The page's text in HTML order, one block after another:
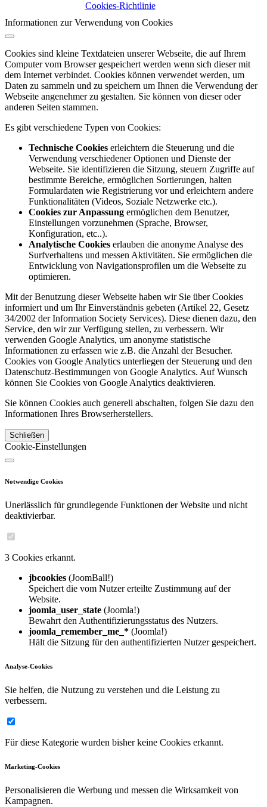
Cookies-Richtlinie
Informationen zur Verwendung von Cookies
Cookies sind kleine Textdateien unserer Webseite, die auf Ihrem
Computer vom Browser gespeichert werden wenn sich dieser mit
dem Internet verbindet. Cookies können verwendet werden, um
Daten zu sammeln und zu speichern um Ihnen die Verwendung der
Webseite angenehmer zu gestalten. Sie können von dieser oder
anderen Seiten stammen.
Es gibt verschiedene Typen von Cookies:
Technische Cookies erleichtern die Steuerung und die
Verwendung verschiedener Optionen und Dienste der
Webseite. Sie identifizieren die Sitzung, steuern Zugriffe auf
bestimmte Bereiche, ermöglichen Sortierungen, halten
Formulardaten wie Registrierung vor und erleichtern andere
Funktionalitäten (Videos, Soziale Netzwerke etc.).
Cookies zur Anpassung ermöglichen dem Benutzer,
Einstellungen vorzunehmen (Sprache, Browser,
Konfiguration, etc..).
Analytische Cookies erlauben die anonyme Analyse des
Surfverhaltens und messen Aktivitäten. Sie ermöglichen die
Entwicklung von Navigationsprofilen um die Webseite zu
optimieren.
Mit der Benutzung dieser Webseite haben wir Sie über Cookies
informiert und um Ihr Einverständnis gebeten (Artikel 22, Gesetz
34/2002 der Information Society Services). Diese dienen dazu, den
Service, den wir zur Verfügung stellen, zu verbessern. Wir
verwenden Google Analytics, um anonyme statistische
Informationen zu erfassen wie z.B. die Anzahl der Besucher.
Cookies von Google Analytics unterliegen der Steuerung und den
Datenschutz-Bestimmungen von Google Analytics. Auf Wunsch
können Sie Cookies von Google Analytics deaktivieren.
Sie können Cookies auch generell abschalten, folgen Sie dazu den
Informationen Ihres Browserherstellers.
Schließen
Cookie-Einstellungen
Notwendige Cookies
Unerlässlich für grundlegende Funktionen der Website und nicht
deaktivierbar.
3 Cookies erkannt.
jbcookies (JoomBall!)
Speichert die vom Nutzer erteilte Zustimmung auf der
Website.
joomla_user_state (Joomla!)
Bewahrt den Authentifizierungsstatus des Nutzers.
joomla_remember_me_* (Joomla!)
Hält die Sitzung für den authentifizierten Nutzer gespeichert.
Analyse-Cookies
Sie helfen, die Nutzung zu verstehen und die Leistung zu
verbessern.
Für diese Kategorie wurden bisher keine Cookies erkannt.
Marketing-Cookies
Personalisieren die Werbung und messen die Wirksamkeit von
Kampagnen.